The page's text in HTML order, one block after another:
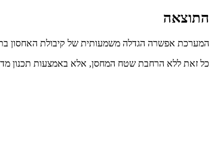
התוצאה
המערכת אפשרה הגדלה משמעותית של קיבולת האחסון
כל זאת ללא הרחבת שטח המחסן, אלא באמצעות תכנון